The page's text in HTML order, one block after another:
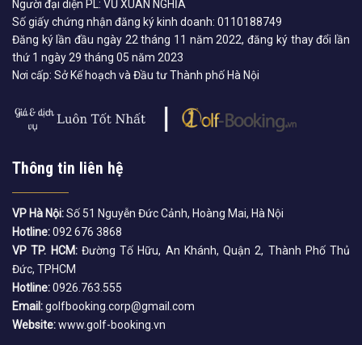
Người đại diện PL: VŨ XUÂN NGHĨA
Số giấy chứng nhận đăng ký kinh doanh: 0110188749
Đăng ký lần đầu ngày 22 tháng 11 năm 2022, đăng ký thay đổi lần
thứ 1 ngày 29 tháng 05 năm 2023
Nơi cấp: Sở Kế hoạch và Đầu tư Thành phố Hà Nội
Thông tin liên hệ
VP Hà Nội:Số 51 Nguyễn Đức Cảnh, Hoàng Mai, Hà Nội
Hotline:092 676 3868
VP TP. HCM:Đường Tố Hữu, An Khánh, Quận 2, Thành Phố Thủ
Đức, TPHCM
Hotline:0926.763.555
Email:golfbooking.corp@gmail.com
Website:www.golf-booking.vn